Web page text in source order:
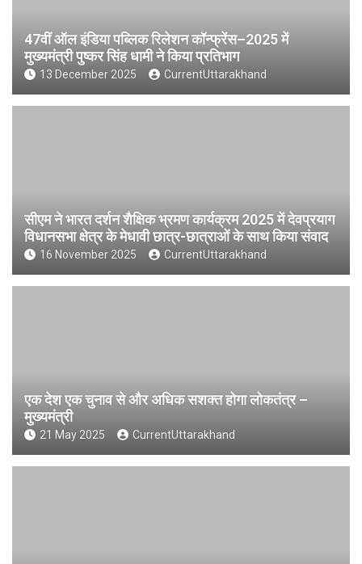
47वीं ऑल इंडिया पब्लिक रिलेशन कॉन्फ्रेंस–2025 में
मुख्यमंत्री पुष्कर सिंह धामी ने किया प्रतिभाग
13 December 2025 CurrentUttarakhand
सीएम ने भारत दर्शन शैक्षिक भ्रमण कार्यक्रम 2025 में देवप्रयाग
विधानसभा क्षेत्र के मेधावी छात्र-छात्राओं के साथ किया संवाद
16 November 2025 CurrentUttarakhand
एक देश एक चुनाव से और अधिक सशक्त होगा लोकतंत्र –
मुख्यमंत्री
21 May 2025 CurrentUttarakhand